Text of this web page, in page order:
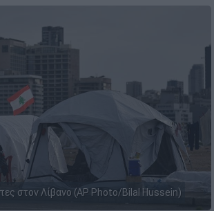
στον Λίβανο (AP Photo/Bilal Hussein)